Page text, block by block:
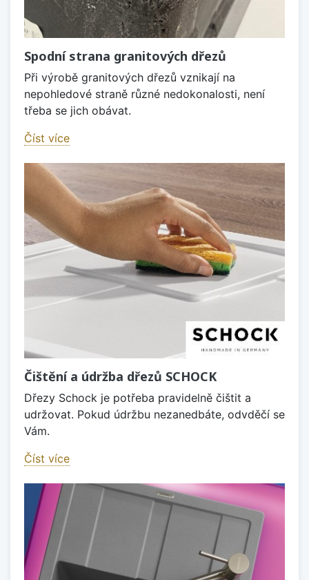
Spodní strana granitových dřezů
Při výrobě granitových dřezů vznikají na
nepohledové straně různé nedokonalosti, není
třeba se jich obávat.
Číst více
Čištění a údržba dřezů SCHOCK
Dřezy Schock je potřeba pravidelně čištit a
udržovat. Pokud údržbu nezanedbáte, odvděčí se
Vám.
Číst více